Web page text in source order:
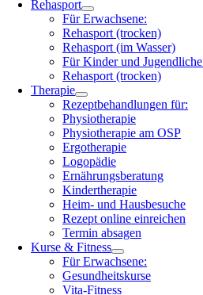
Rehasport
Für Erwachsene:
Rehasport (trocken)
Rehasport (im Wasser)
Für Kinder und
Rehasport (trocken)
Therapie
Rezeptbehandlungen für:
Physiotherapie
Physiotherapie am OSP
Ergotherapie
Logopädie
Ernährungsberatung
Kindertherapie
Heim- und Hausbesuche
Rezept online einreichen
Termin absagen
Kurse & Fitness
Für Erwachsene:
Gesundheitskurse
Vita-Fitness